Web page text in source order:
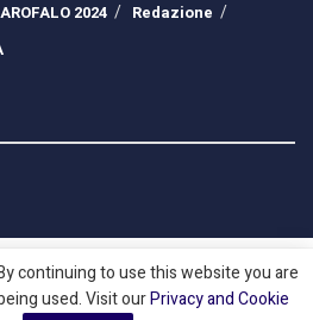
2024
Redazione
continuing to use this website you are
used. Visit ourPrivacy and Cookie